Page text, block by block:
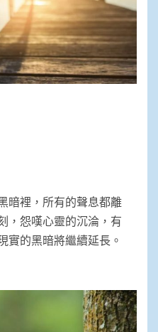
暗裡，所有的聲息都離
，怨嘆心靈的沉淪，有
實的黑暗將繼續延長。